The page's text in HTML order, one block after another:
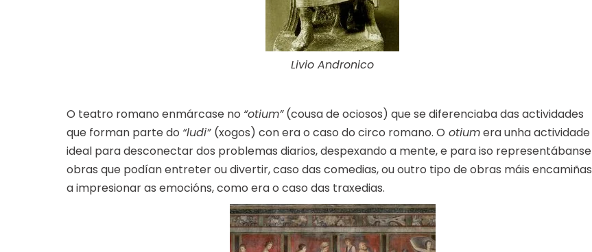
Livio Andronico
O teatro romano enmárcase no “otium”(cousa de ociosos) que se diferenciaba das actividades
que forman parte do “ludi” (xogos) con era o caso do circo romano. O otiumera unha actividade
ideal para desconectar dos problemas diarios, despexando a mente, e para iso representábanse
obras que podían entreter ou divertir, caso das comedias, ou outro tipo de obras máis encamiñas
a impresionar as emocións, como era o caso das traxedias.